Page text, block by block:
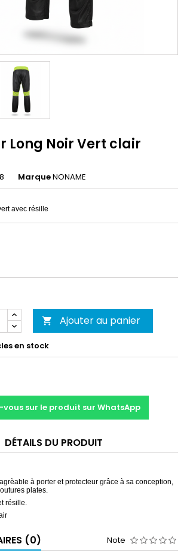
Long Noir Vert clair
MarqueNONAME
avec résille
 Ajouter au panier
en stock
vous sur le produit sur WhatsApp
DÉTAILS DU PRODUIT
à porter et protecteur grâce à sa conception,
plates.
résille.
(0) Note